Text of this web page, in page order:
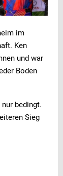
im
Ken
und war
Boden
bedingt.
Sieg